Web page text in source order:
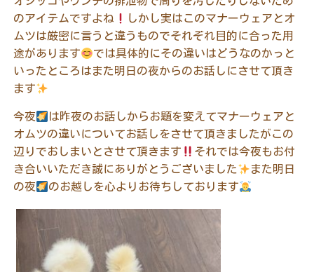
のアイテムですよね
しかし実はこのマナーウェアとオ
ムツは厳密に言うと違うものでそれぞれ目的に合った用
途があります
では具体的にその違いはどうなのかっと
いったところはまた明日の夜からのお話しにさせて頂き
ます
今夜
は昨夜のお話しからお題を変えてマナーウェアと
オムツの違いについてお話しをさせて頂きましたがこの
辺りでおしまいとさせて頂きます
それでは今夜もお付
き合いいただき誠にありがとうございました
また明日
の夜
のお越しを心よりお待ちしております